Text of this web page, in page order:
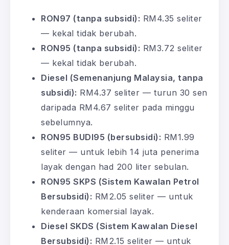
RON97 (tanpa subsidi): RM4.35 seliter
— kekal tidak berubah.
RON95 (tanpa subsidi): RM3.72 seliter
— kekal tidak berubah.
Diesel (Semenanjung Malaysia, tanpa
subsidi): RM4.37 seliter — turun 30 sen
daripada RM4.67 seliter pada minggu
sebelumnya.
RON95 BUDI95 (bersubsidi): RM1.99
seliter — untuk lebih 14 juta penerima
layak dengan had 200 liter sebulan.
RON95 SKPS (Sistem Kawalan Petrol
Bersubsidi): RM2.05 seliter — untuk
kenderaan komersial layak.
Diesel SKDS (Sistem Kawalan Diesel
Bersubsidi): RM2.15 seliter — untuk